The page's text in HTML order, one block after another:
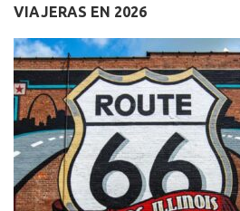
VIAJERAS EN 2026